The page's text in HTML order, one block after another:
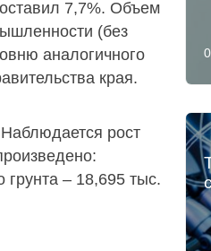
7,7%. Объем
(без
аналогичного
края.
рост
– 18,695 тыс.